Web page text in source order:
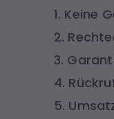
1. Keine
2.
3.
4.
5.